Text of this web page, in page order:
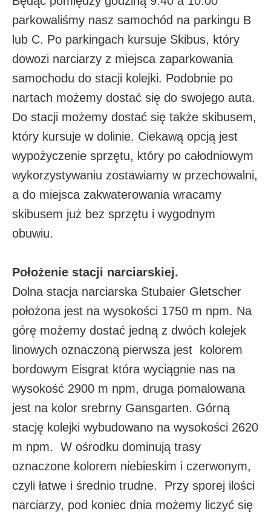
parkowaliśmy nasz samochód na parkingu B
lub C. Po parkingach kursuje Skibus, który
dowozi narciarzy z miejsca zaparkowania
samochodu do stacji kolejki. Podobnie po
nartach możemy dostać się do swojego auta.
Do stacji możemy dostać się także skibusem,
który kursuje w dolinie. Ciekawą opcją jest
wypożyczenie sprzętu, który po całodniowym
wykorzystywaniu zostawiamy w przechowalni,
a do miejsca zakwaterowania wracamy
skibusem już bez sprzętu i wygodnym
obuwiu.
Położenie stacji narciarskiej.
Dolna stacja narciarska Stubaier Gletscher
położona jest na wysokości 1750 m npm. Na
górę możemy dostać jedną z dwóch kolejek
linowych oznaczoną pierwsza jest kolorem
bordowym Eisgrat która wyciągnie nas na
wysokość 2900 m npm, druga pomalowana
jest na kolor srebrny Gansgarten. Górną
stację kolejki wybudowano na wysokości 2620
m npm. W ośrodku dominują trasy
oznaczone kolorem niebieskim i czerwonym,
czyli łatwe i średnio trudne. Przy sporej ilości
narciarzy, pod koniec dnia możemy liczyć się